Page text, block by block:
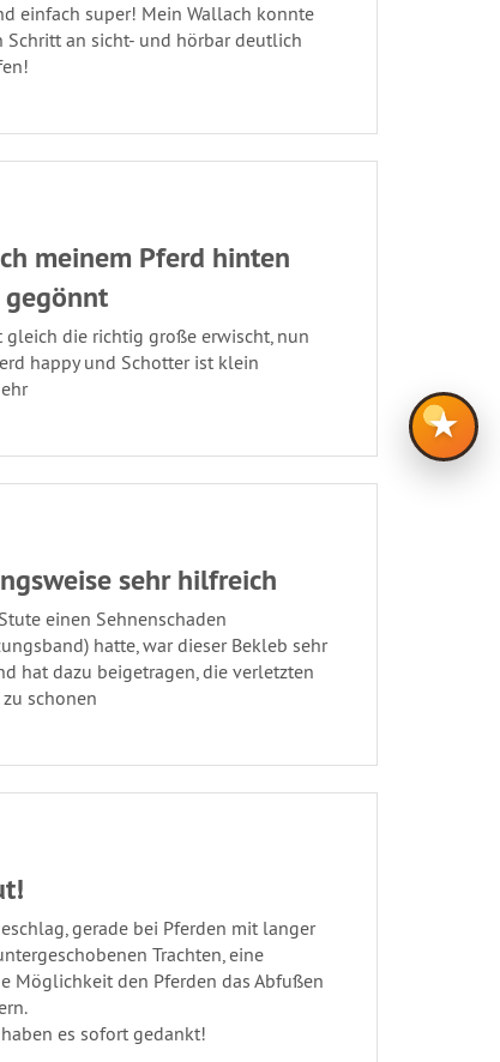
einfach super! Mein Wallach konnte
Schritt an sicht- und hörbar deutlich
meinem Pferd hinten
gleich die richtig große erwischt, nun
happy und Schotter ist klein
sehr hilfreich
einen Sehnenschaden
hatte, war dieser Bekleb sehr
hat dazu beigetragen, die verletzten
schonen
gerade bei Pferden mit langer
Trachten, eine
Möglichkeit den Pferden das Abfußen
es sofort gedankt!
★